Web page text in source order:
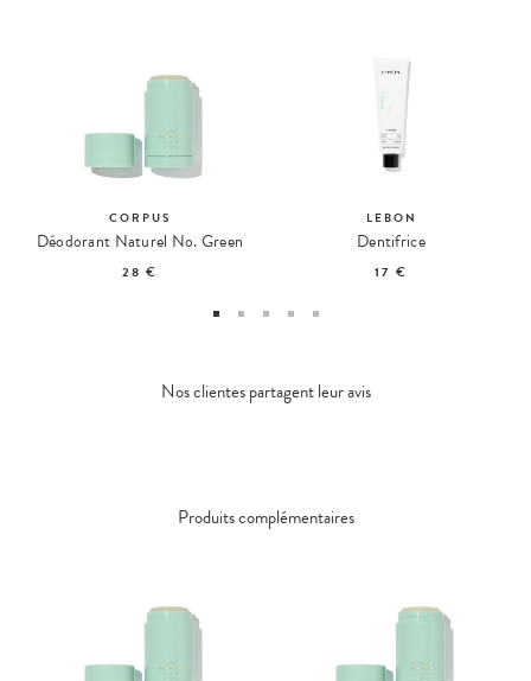
CORPUS
Déodorant Naturel No. Green
28 €
LEBON
Dentifrice
17 €
Nos clientes partagent leur avis
Produits complémentaires